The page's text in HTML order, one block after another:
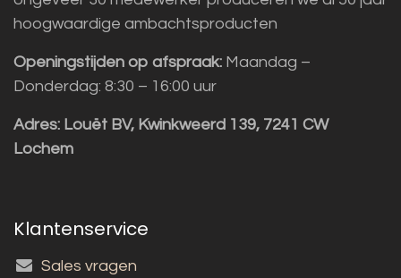
hoogwaardige ambachtsproducten
Openingstijden op afspraak: Maandag –
Donderdag: 8:30 – 16:00 uur
Adres: Louët BV, Kwinkweerd 139, 7241 CW
Lochem
Klantenservice
Sales vragen